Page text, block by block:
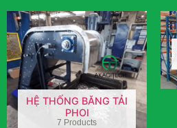
HỆ THỐNG BĂNG TẢI
PHOI
7 Products